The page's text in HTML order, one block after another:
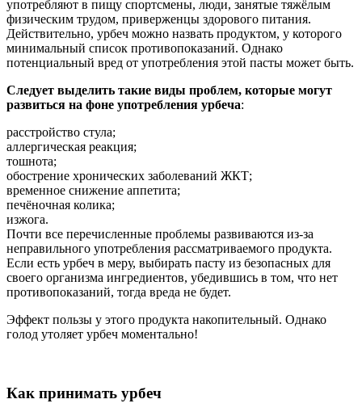
употребляют в пищу спортсмены, люди, занятые тяжёлым
физическим трудом, приверженцы здорового питания.
Действительно, урбеч можно назвать продуктом, у которого
минимальный список противопоказаний. Однако
потенциальный вред от употребления этой пасты может быть.
Следует выделить такие виды проблем, которые могут
развиться на фоне употребления урбеча:
расстройство стула;
аллергическая реакция;
тошнота;
обострение хронических заболеваний ЖКТ;
временное снижение аппетита;
печёночная колика;
изжога.
Почти все перечисленные проблемы развиваются из-за
неправильного употребления рассматриваемого продукта.
Если есть урбеч в меру, выбирать пасту из безопасных для
своего организма ингредиентов, убедившись в том, что нет
противопоказаний, тогда вреда не будет.
Эффект пользы у этого продукта накопительный. Однако
голод утоляет урбеч моментально!
Как принимать урбеч